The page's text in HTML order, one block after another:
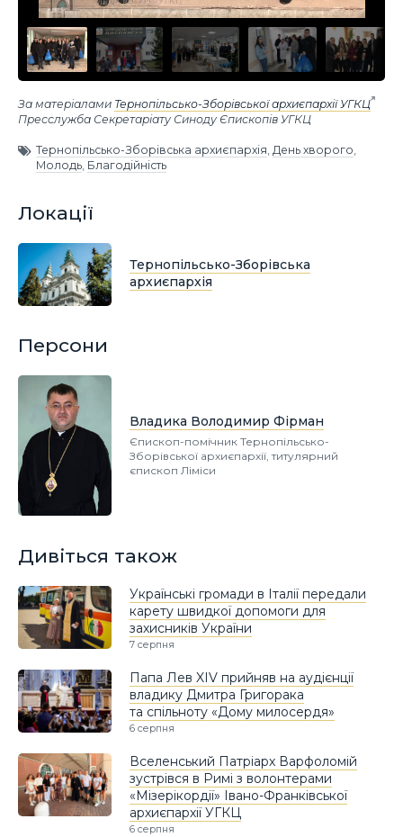
За матеріалами Тернопільсько-Зборівської архиєпархії УГКЦ
Пресслужба Секретаріату Синоду Єпископів УГКЦ
Тернопільсько-Зборівська архиєпархія, День хворого,
Молодь, Благодійність
Локації
Тернопільсько-Зборівська
архиєпархія
Персони
Владика Володимир Фірман
Єпископ-помічник Тернопільсько-
Зборівської архиєпархії, титулярний
єпископ Ліміси
Дивіться також
Українські громади в Італії передали
карету швидкої допомоги для
захисників України
7 серпня
Папа Лев XIV прийняв на аудієнції
владику Дмитра Григорака
та спільноту «Дому милосердя»
6 серпня
Вселенський Патріарх Варфоломій
зустрівся в Римі з волонтерами
«Мізерікордії» Івано-Франківської
архиєпархії УГКЦ
6 серпня